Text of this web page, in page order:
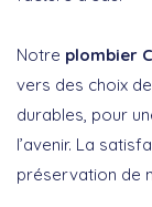
Notre plombier
vers des choix
durables, pour
l’avenir. La
préservation de